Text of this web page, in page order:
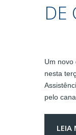
DE
Um novo
nesta
pelo
LEIA